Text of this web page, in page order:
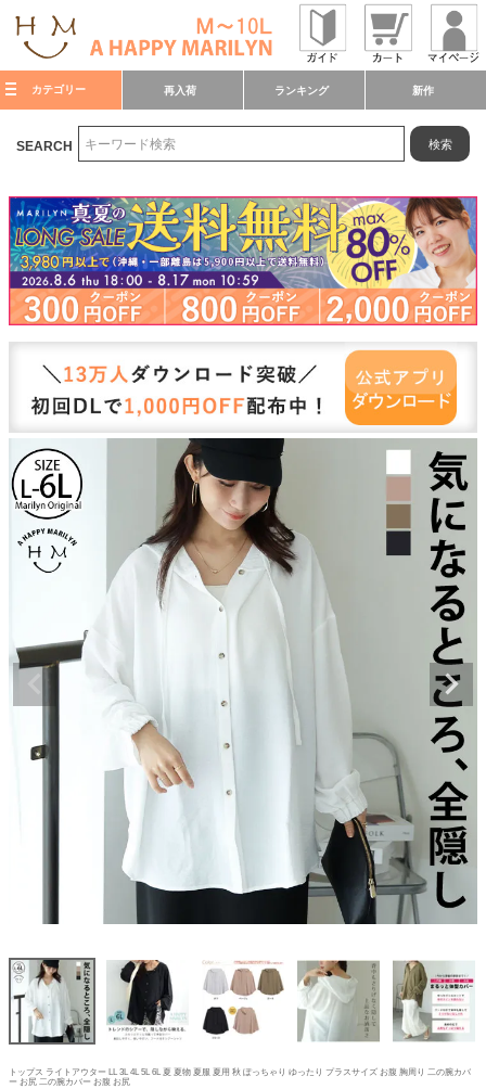
カテゴリー 再入荷 ランキング 新作
SEARCH 検索
トップス ライトアウター LL 3L 4L 5L 6L 夏 夏物 夏服 夏用 秋 ぽっちゃり ゆったり プラスサイズ お腹 胸周り 二の腕カバ
ー お尻 二の腕カバー お腹 お尻